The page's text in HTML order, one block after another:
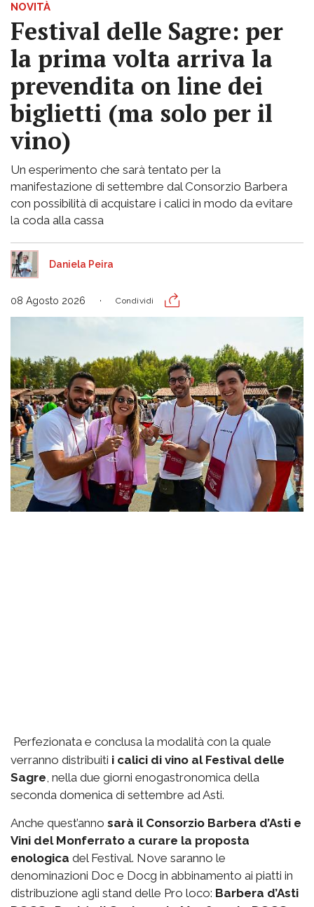
NOVITÀ
Festival delle Sagre: per
la prima volta arriva la
prevendita on line dei
biglietti (ma solo per il
vino)
Un esperimento che sarà tentato per la
manifestazione di settembre dal Consorzio Barbera
con possibilità di acquistare i calici in modo da evitare
la coda alla cassa
Daniela Peira
08 Agosto 2026 Condividi
Perfezionata e conclusa la modalità con la quale
verranno distribuiti i calici di vino al Festival delle
Sagre , nella due giorni enogastronomica della
seconda domenica di settembre ad Asti.
Anche quest’anno sarà il Consorzio Barbera d’Asti e
Vini del Monferrato a curare la proposta
enologica del Festival. Nove saranno le
denominazioni Doc e Docg in abbinamento ai piatti in
distribuzione agli stand delle Pro loco: Barbera d’Asti